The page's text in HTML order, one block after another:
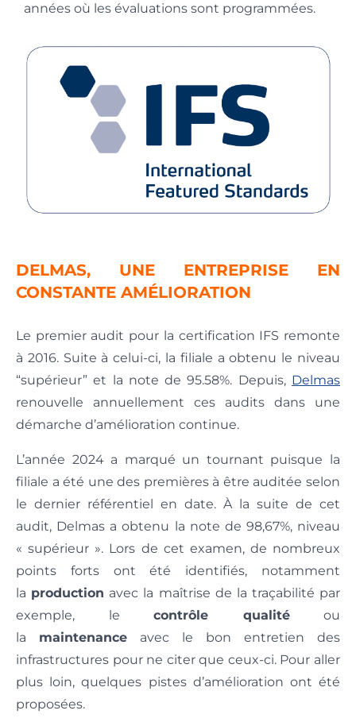
années où les évaluations sont programmées.
DELMAS, UNE ENTREPRISE EN
CONSTANTE AMÉLIORATION
Le premier audit pour la certification IFS remonte
à 2016. Suite à celui-ci, la filiale a obtenu le niveau
“supérieur” et la note de 95.58%. Depuis, Delmas
renouvelle annuellement ces audits dans une
démarche d’amélioration continue.
L’année 2024 a marqué un tournant puisque la
filiale a été une des premières à être auditée selon
le dernier référentiel en date. À la suite de cet
audit, Delmas a obtenu la note de 98,67%, niveau
« supérieur ». Lors de cet examen, de nombreux
points forts ont été identifiés, notamment
la production avec la maîtrise de la traçabilité par
exemple, le contrôle qualitéou
la maintenance avec le bon entretien des
infrastructures pour ne citer que ceux-ci. Pour aller
plus loin, quelques pistes d’amélioration ont été
proposées.